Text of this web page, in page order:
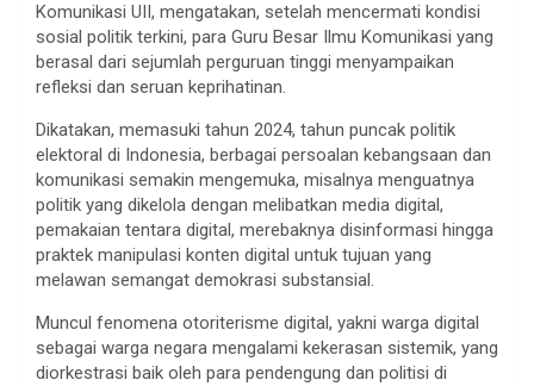
Komunikasi UII, mengatakan, setelah mencermati kondisi
sosial politik terkini, para Guru Besar Ilmu Komunikasi yang
berasal dari sejumlah perguruan tinggi menyampaikan
refleksi dan seruan keprihatinan.
Dikatakan, memasuki tahun 2024, tahun puncak politik
elektoral di Indonesia, berbagai persoalan kebangsaan dan
komunikasi semakin mengemuka, misalnya menguatnya
politik yang dikelola dengan melibatkan media digital,
pemakaian tentara digital, merebaknya disinformasi hingga
praktek manipulasi konten digital untuk tujuan yang
melawan semangat demokrasi substansial.
Muncul fenomena otoriterisme digital, yakni warga digital
sebagai warga negara mengalami kekerasan sistemik, yang
diorkestrasi baik oleh para pendengung dan politisi di